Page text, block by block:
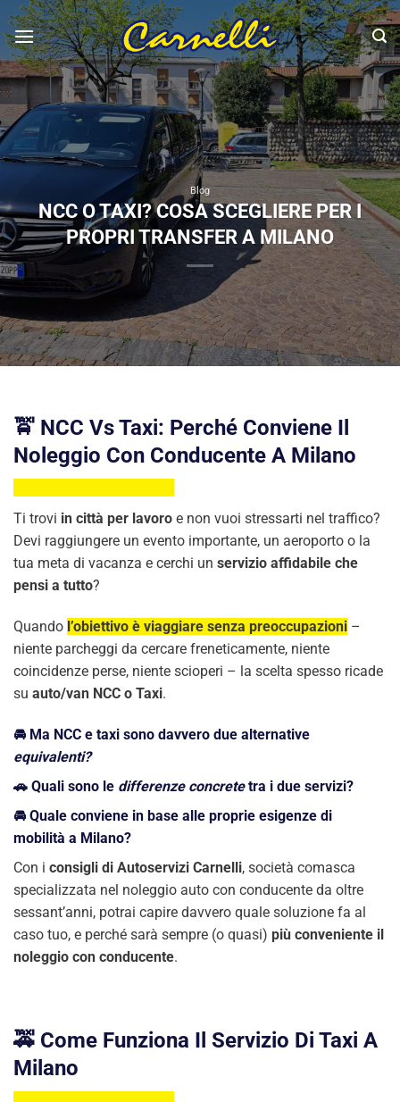
Salta
ai
contenuti
Blog
NCC O TAXI? COSA SCEGLIERE PER I
PROPRI TRANSFER A MILANO
🚖 NCC Vs Taxi: Perché Conviene Il
Noleggio Con Conducente A Milano
Ti trovi in città per lavoro e non vuoi stressarti nel traffico?
Devi raggiungere un evento importante, un aeroporto o la
tua meta di vacanza e cerchi un servizio affidabile che
pensi a tutto?
Quando l’obiettivo è viaggiare senza preoccupazioni –
niente parcheggi da cercare freneticamente, niente
coincidenze perse, niente scioperi – la scelta spesso ricade
su auto/van NCC o Taxi.
🚘 Ma NCC e taxi sono davvero due alternative
equivalenti?
🚗 Quali sono le differenze concretetra i due servizi?
🚘 Quale conviene in base alle proprie esigenze di
mobilità a Milano?
Con i consigli di Autoservizi Carnelli, società comasca
specializzata nel noleggio auto con conducente da oltre
sessant’anni, potrai capire davvero quale soluzione fa al
caso tuo, e perché sarà sempre (o quasi) più conveniente il
noleggio con conducente.
🚕 Come Funziona Il Servizio Di Taxi A
Milano